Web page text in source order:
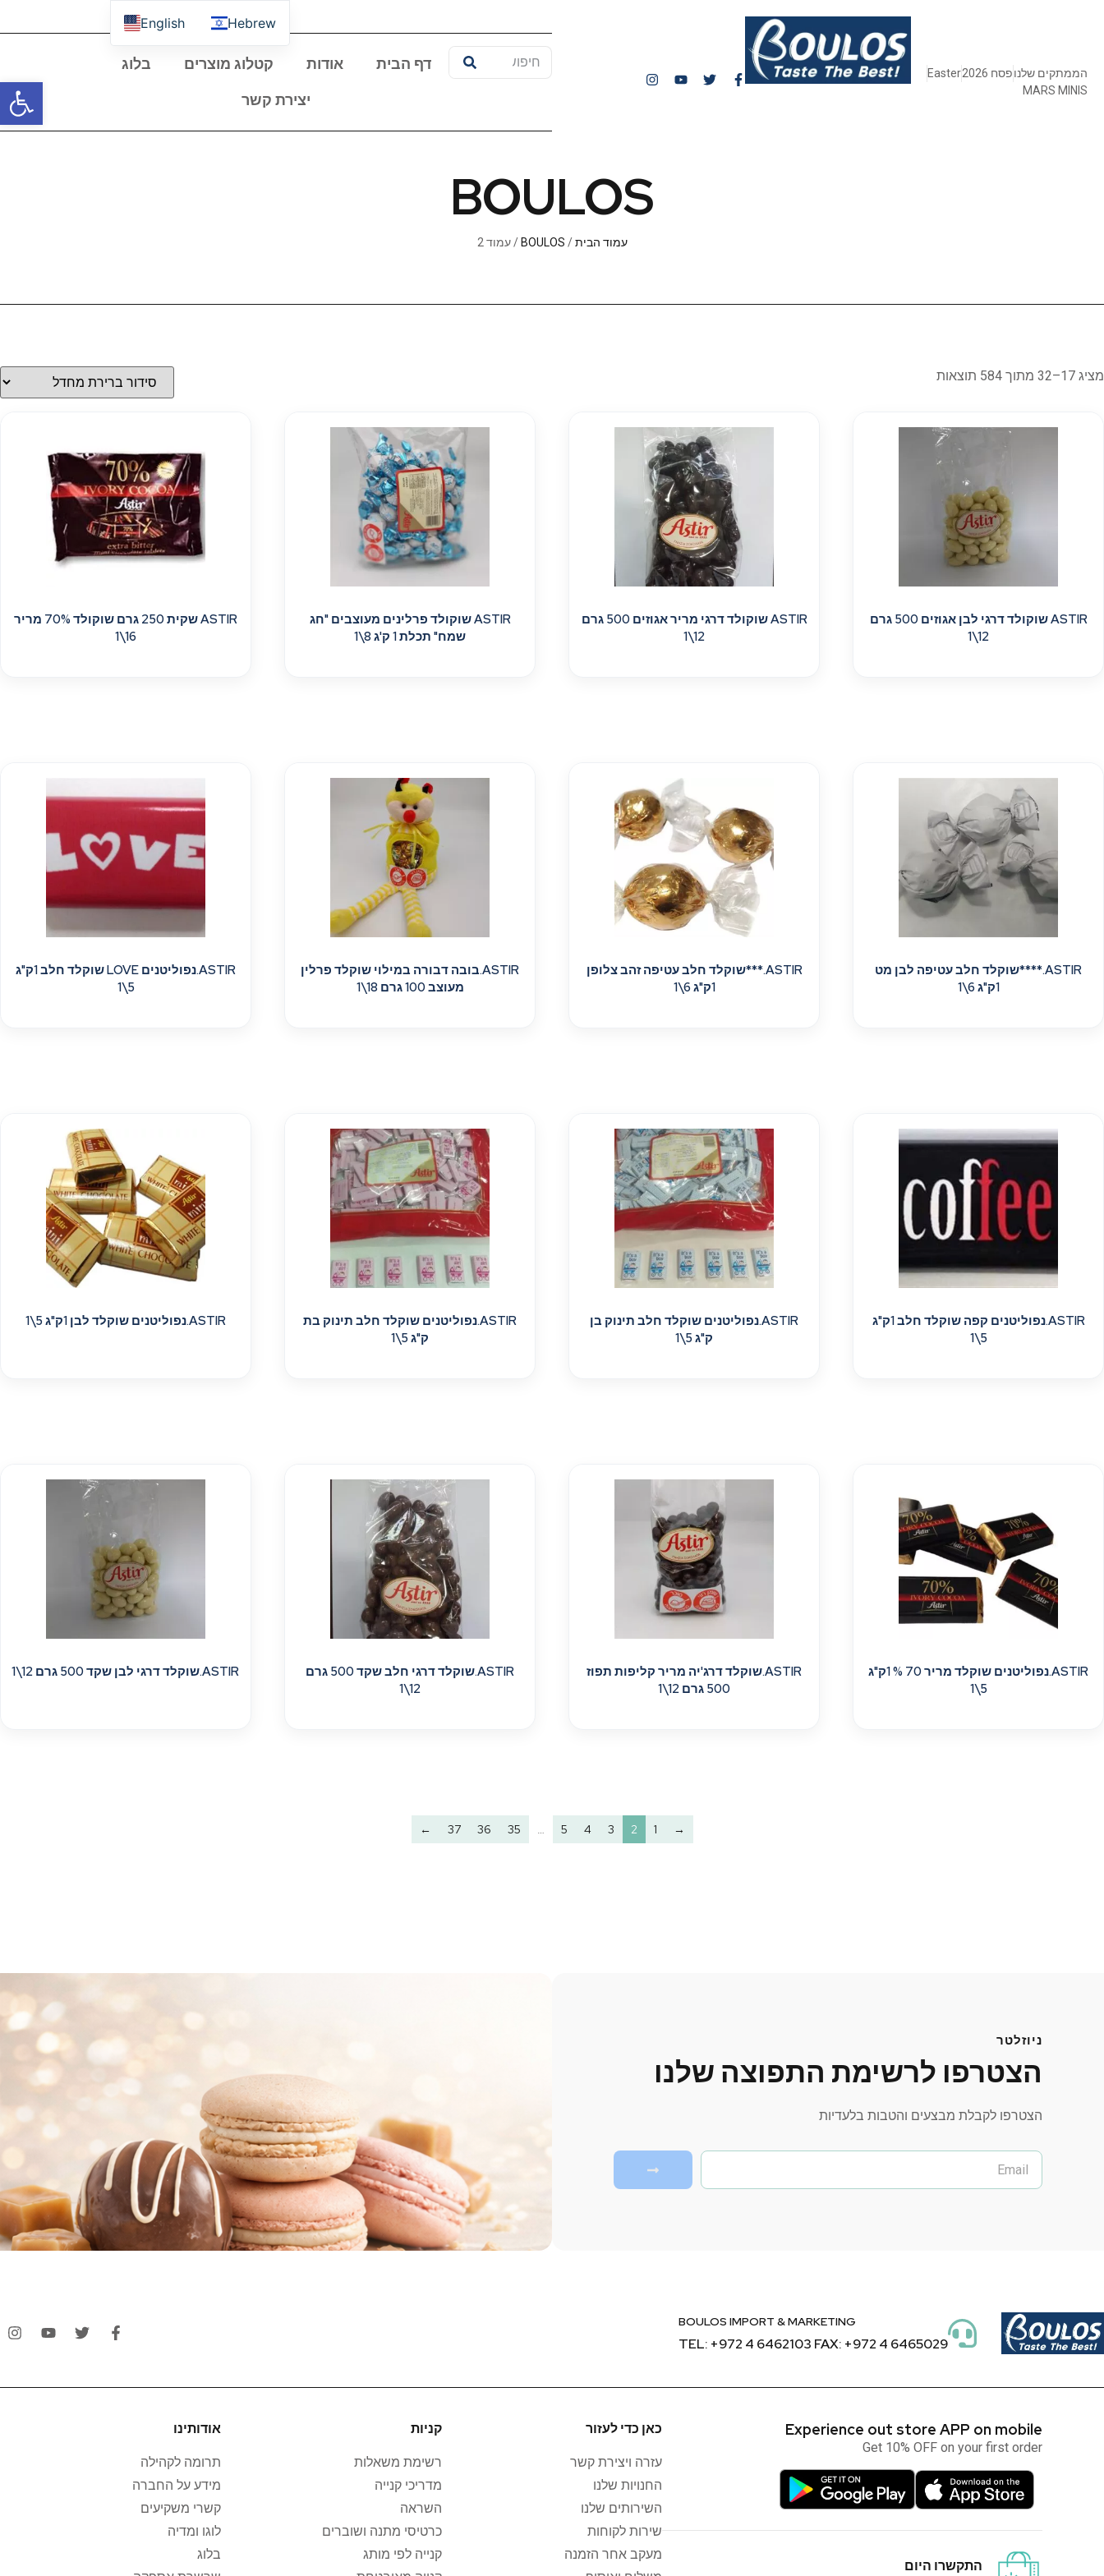
פתח
הממתקים שלנופסח 2026
Easter
MARS MINIS
דף הבית אודות קטלוג מוצרים
בלוג
יצירת קשר
BOULOS
עמוד הבית/
BOULOS / עמוד 2
מציג 17–32 מתוך 584 תוצאות
ASTIR שוקולד דרגי לבן אגוזים 500 גרם
12\1
ASTIR שוקולד דרגי מריר אגוזים 500 גרם
12\1
ASTIR שוקולד פרלינים מעוצבים "חג
שמח" תכלת 1 ק'ג 8\1
ASTIR שקית 250 גרם שוקולד 70% מריר
16\1
ASTIR.****שוקלד חלב עטיפה לבן מט
1ק"ג 6\1
ASTIR.***שוקלד חלב עטיפה זהב צלופן
1ק"ג 6\1
ASTIR.בובה דבורה במילוי שוקלד פרלין
מעוצב 100 גרם 18\1
ASTIR.נפוליטנים LOVE שוקלד חלב 1ק"ג
5\1
ASTIR.נפוליטנים קפה שוקלד חלב 1ק"ג
5\1
ASTIR.נפוליטנים שוקלד חלב תינוק בן
ק"ג 5\1
ASTIR.נפוליטנים שוקלד חלב תינוק בת
ק"ג 5\1
ASTIR.נפוליטנים שוקלד לבן 1ק"ג 5\1
ASTIR.נפוליטנים שוקלד מריר 70 % 1ק"ג
5\1
ASTIR.שוקלד דרג'יה מריר קליפות תפוז
500 גרם 12\1
ASTIR.שוקלד דרגי חלב שקד 500 גרם
12\1
ASTIR.שוקלד דרגי לבן שקד 500 גרם 12\1
→
1
2
3
4
5
…
35
36
37
←
ניוזלטר
הצטרפו לרשימת התפוצה שלנו
הצטרפו לקבלת מבצעים והטבות בלעדיות
BOULOS IMPORT & MARKETING
TEL: +972 4 6462103 FAX: +972 4 6465029
Experience out store APP on mobile
Get 10% OFF on your first order
התקשרו היום
כאן כדי לעזור
עזרה ויצירת קשר
החנויות שלנו
השירותים שלנו
שירות לקוחות
מעקב אחר הזמנה
קניות
רשימת משאלות
מדריכי קנייה
השראה
כרטיסי מתנה ושוברים
קנייה לפי מותג
אודותינו
תרומה לקהילה
מידע על החברה
קשרי משקיעים
לוגו ומדיה
בלוג
Hebrew
English